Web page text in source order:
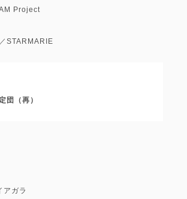
Project
STARMARIE
団（再）
アガラ